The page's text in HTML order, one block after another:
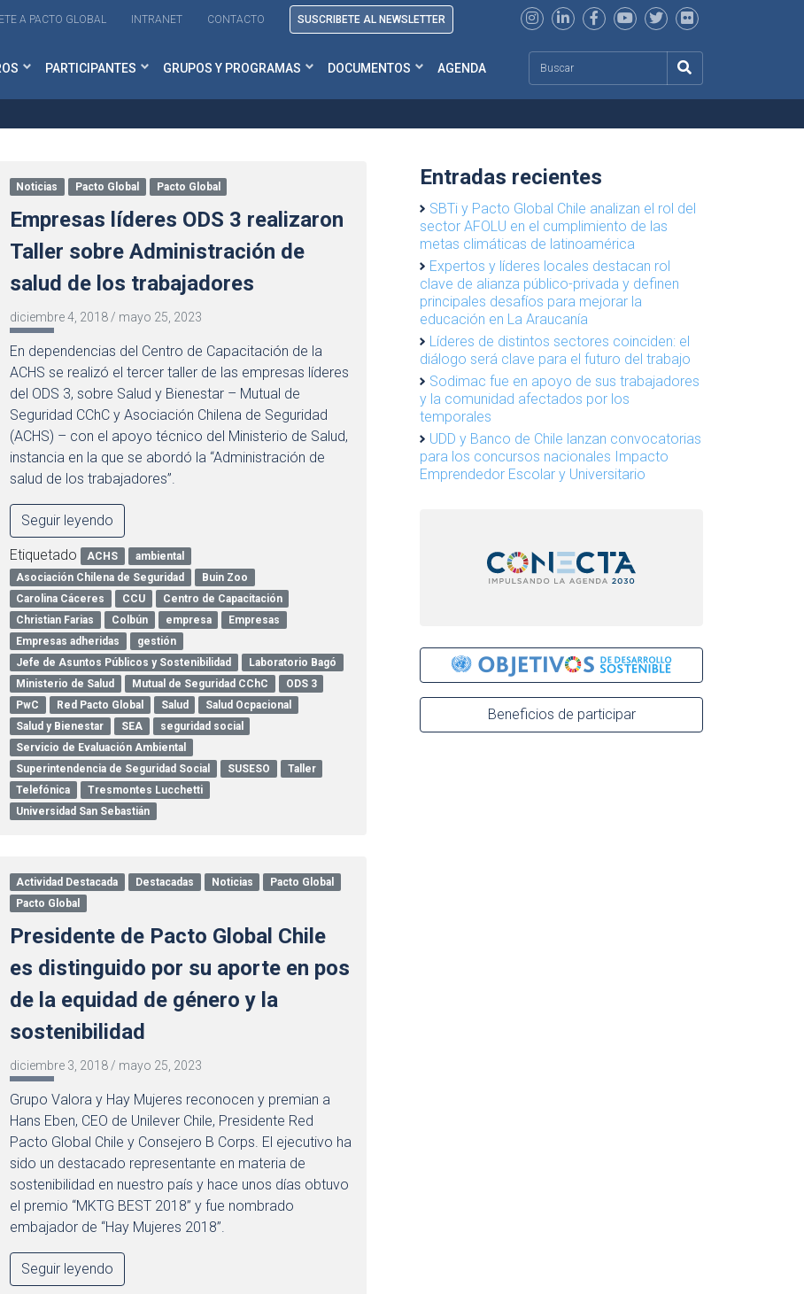
A PACTO GLOBAL INTRANET CONTACTO SUSCRIBETE AL NEWSLETTER
PARTICIPANTES GRUPOS Y PROGRAMAS DOCUMENTOS AGENDA
Noticias Pacto Global Pacto Global
Empresas líderes ODS 3 realizaron
Taller sobre Administración de
salud de los trabajadores
diciembre 4, 2018 / mayo 25, 2023
En dependencias del Centro de Capacitación de la
ACHS se realizó el tercer taller de las empresas líderes
del ODS 3, sobre Salud y Bienestar – Mutual de
Seguridad CChC y Asociación Chilena de Seguridad
(ACHS) – con el apoyo técnico del Ministerio de Salud,
instancia en la que se abordó la “Administración de
salud de los trabajadores”.
Seguir leyendo
Etiquetado ACHS
ambiental
Asociación Chilena de Seguridad
Buin Zoo
Carolina Cáceres
CCU
Centro de Capacitación
Christian Farias
Colbún empresa
Empresas
Empresas adheridas
gestión
Jefe de Asuntos Públicos y Sostenibilidad
Laboratorio Bagó
Ministerio de Salud
Mutual de Seguridad CChC
ODS 3
PwC
Red Pacto Global Salud
Salud Ocpacional
Salud y Bienestar
SEA
seguridad social
Servicio de Evaluación Ambiental
Superintendencia de Seguridad Social
SUSESO
Taller
Telefónica
Tresmontes Lucchetti
Universidad San Sebastián
Actividad Destacada Destacadas Noticias
Pacto Global
Pacto Global
Presidente de Pacto Global Chile
es distinguido por su aporte en pos
de la equidad de género y la
sostenibilidad
diciembre 3, 2018 / mayo 25, 2023
Grupo Valora y Hay Mujeres reconocen y premian a
Hans Eben, CEO de Unilever Chile, Presidente Red
Pacto Global Chile y Consejero B Corps. El ejecutivo ha
sido un destacado representante en materia de
sostenibilidad en nuestro país y hace unos días obtuvo
el premio “MKTG BEST 2018” y fue nombrado
embajador de “Hay Mujeres 2018”.
Seguir leyendo
Entradas recientes
SBTi y Pacto Global Chile analizan el rol del
sector AFOLU en el cumplimiento de las
metas climáticas de latinoamérica
Expertos y líderes locales destacan rol
clave de alianza público-privada y definen
principales desafíos para mejorar la
educación en La Araucanía
Líderes de distintos sectores coinciden: el
diálogo será clave para el futuro del trabajo
Sodimac fue en apoyo de sus trabajadores
y la comunidad afectados por los
temporales
UDD y Banco de Chile lanzan convocatorias
para los concursos nacionales Impacto
Emprendedor Escolar y Universitario
Beneficios de participar